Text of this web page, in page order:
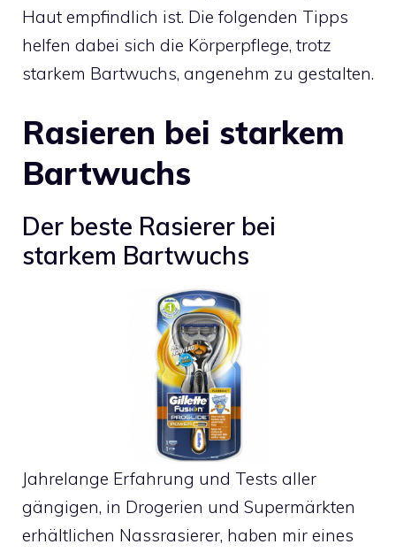
Haut empfindlich ist. Die folgenden Tipps
helfen dabei sich die Körperpflege, trotz
starkem Bartwuchs, angenehm zu gestalten.
Rasieren bei starkem
Bartwuchs
Der beste Rasierer bei
starkem Bartwuchs
Jahrelange Erfahrung und Tests aller
gängigen, in Drogerien und Supermärkten
erhältlichen Nassrasierer, haben mir eines